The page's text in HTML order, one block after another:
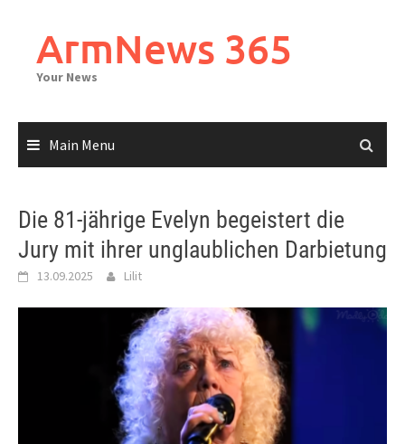
contentArmNews 365
Your News
Main Menu
Die 81-jährige Evelyn begeistert die
Jury mit ihrer unglaublichen Darbietung
13.09.2025 Lilit